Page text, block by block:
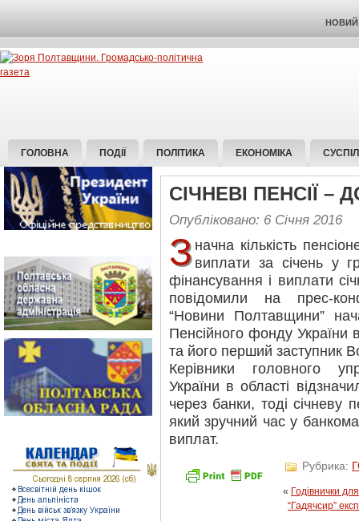
НОВИЙ
ГОЛОВНА ПОДІЇ ПОЛІТИКА ЕКОНОМІКА
СІЧНЕВІ ПЕНСІЇ –
Опубліковано: 6 Січня 2016
З начна кількість
виплати за січень у
фінансування і виплати
повідомили на прес-
“Новини Полтавщини”
Пенсійного фонду України
та його перший заступник
Керівники головного
України в області
через банки, тоді січневу
який зручний час у
виплат.
Рубрика:
« Годівнички
“Гадячсир”